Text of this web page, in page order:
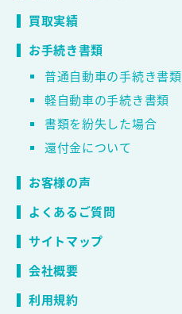
買取実績
お手続き書類
普通自動車の手続き書類
軽自動車の手続き書類
書類を紛失した場合
還付金について
お客様の声
よくあるご質問
サイトマップ
会社概要
利用規約